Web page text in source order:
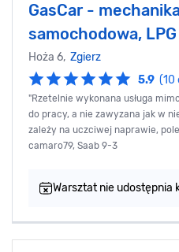
GasCar -
samochodowa, LPG
Hoża 6, Zgierz
5.9 (10
"Rzetelnie wykonana usługa
do pracy, a nie zawyzana jak w
zależy na uczciwej naprawie,
camaro79, Saab 9-3
Warsztat nie udostępnia